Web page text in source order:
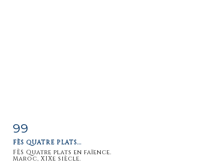
Item detail
99
FÈS QUATRE PLATS...
FÈS Quatre plats en faïence.
Maroc, XIXe siècle.